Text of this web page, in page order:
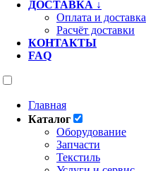
ДОСТАВКА ↓
Оплата и доставка
Расчёт доставки
КОНТАКТЫ
FAQ
Главная
Каталог
Оборудование
Запчасти
Текстиль